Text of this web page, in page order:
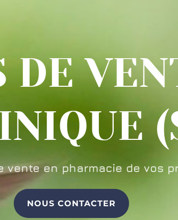
DE
en pharmacie de vos
NOUS CONTACTER